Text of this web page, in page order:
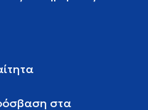
στα